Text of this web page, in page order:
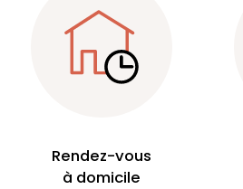
Rendez-vous
à domicile